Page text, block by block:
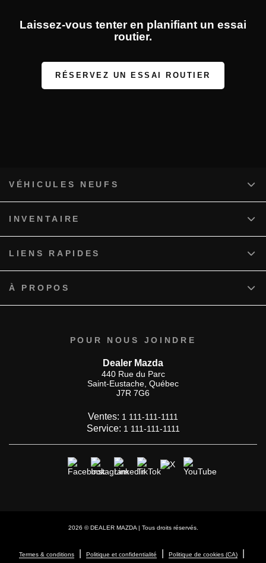
Laissez-vous tenter en planifiant un essai
routier.
RÉSERVEZ UN ESSAI ROUTIER
POUR NOUS JOINDRE
Dealer Mazda
440 Rue du Parc
Saint-Eustache Québec
J7R 7G6
Ventes: 1 111-111-1111
Service: 1 111-111-1111
VÉHICULES NEUFS
INVENTAIRE
LIENS RAPIDES
À PROPOS
2026 © DEALER MAZDA| Tous droits réservés.
Termes & conditions Politique et confidentialité Politique de cookies (CA)